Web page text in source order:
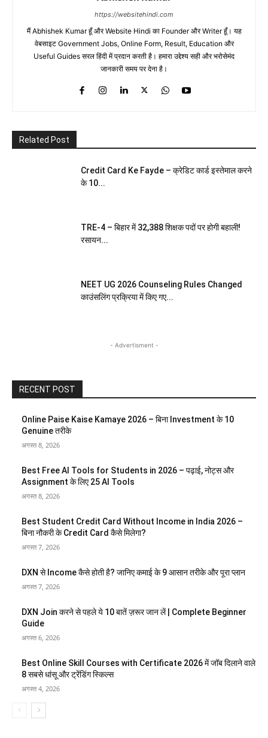
https://websitehindi.com
मैं Abhishek Kumar हूँ और Website Hindi का Founder और Writer हूँ। यह
वेबसाइट Government Jobs, Online Form, Result, Education और
Useful Guides सरल हिंदी में प्रदान करती है। हमारा उद्देश्य सही और भरोसेमंद
जानकारी समय पर देना है।
Related Post
Credit Card Ke Fayde – क्रेडिट कार्ड इस्तेमाल करने
के 10...
TRE-4 – बिहार में 32,388 शिक्षक पदों पर होगी बहाली!
रसायन...
NEET UG 2026 Counseling Rules Changed
काउंसलिंग प्रक्रिया में किए गए...
- Advertisment -
RECENT POST
Online Paise Kaise Kamaye 2026 – बिना Investment के 10
Genuine तरीके
अगस्त 8, 2026
Best Free AI Tools for Students in 2026 – पढ़ाई, नोट्स और
Assignment के लिए 25 AI Tools
अगस्त 8, 2026
Best Student Credit Card Without Income in India 2026 –
बिना नौकरी के Credit Card कैसे मिलेगा?
अगस्त 7, 2026
DXN से Income कैसे होती है? जानिए कमाई के 9 आसान तरीके और पूरा प्लान
अगस्त 7, 2026
DXN Join करने से पहले ये 10 बातें ज़रूर जान लें | Complete Beginner
Guide
अगस्त 6, 2026
Best Online Skill Courses with Certificate 2026 में जॉब दिलाने वाले
8 सबसे धांसू और ट्रेंडिंग स्किल्स
अगस्त 4, 2026